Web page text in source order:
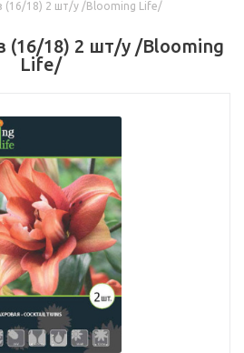
(16/18) 2 шт/у /Blooming Life/
(16/18) 2 шт/у /Blooming
Life/